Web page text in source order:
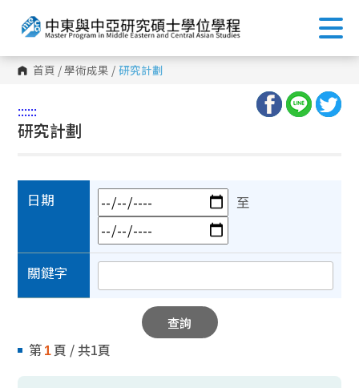
首頁 /學術成果 / 研究計劃
::::::
研究計劃
日期 至
關鍵字
查詢
第 1 頁 / 共1頁